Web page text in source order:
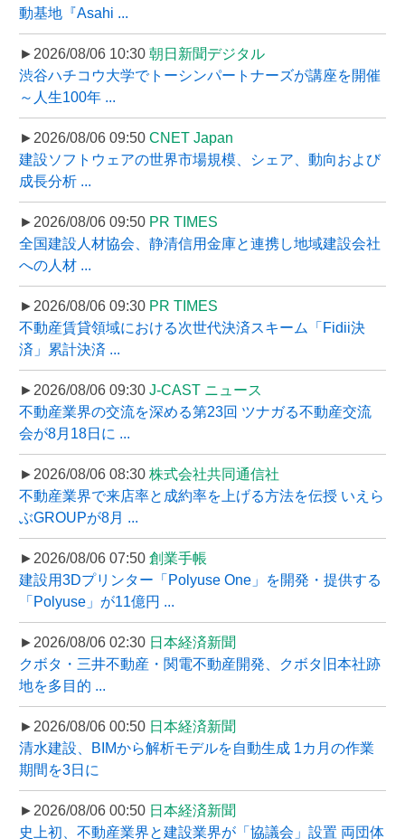
動基地『Asahi ...
►2026/08/06 10:30 朝日新聞デジタル
渋谷ハチコウ大学でトーシンパートナーズが講座を開催
～人生100年 ...
►2026/08/06 09:50 CNET Japan
建設ソフトウェアの世界市場規模、シェア、動向および
成長分析 ...
►2026/08/06 09:50 PR TIMES
全国建設人材協会、静清信用金庫と連携し地域建設会社
への人材 ...
►2026/08/06 09:30 PR TIMES
不動産賃貸領域における次世代決済スキーム「Fidii決
済」累計決済 ...
►2026/08/06 09:30 J-CAST ニュース
不動産業界の交流を深める第23回 ツナガる不動産交流
会が8月18日に ...
►2026/08/06 08:30 株式会社共同通信社
不動産業界で来店率と成約率を上げる方法を伝授 いえら
ぶGROUPが8月 ...
►2026/08/06 07:50 創業手帳
建設用3Dプリンター「Polyuse One」を開発・提供する
「Polyuse」が11億円 ...
►2026/08/06 02:30 日本経済新聞
クボタ・三井不動産・関電不動産開発、クボタ旧本社跡
地を多目的 ...
►2026/08/06 00:50 日本経済新聞
清水建設、BIMから解析モデルを自動生成 1カ月の作業
期間を3日に
►2026/08/06 00:50 日本経済新聞
史上初、不動産業界と建設業界が「協議会」設置 両団体